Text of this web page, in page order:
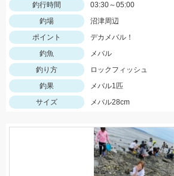
釣行時間
03:30～05:00
釣場
沼津周辺
ポイント
デカメバル！
釣魚
メバル
釣り方
ロックフィッシュ
釣果
メバル1匹
サイズ
メバル28cm